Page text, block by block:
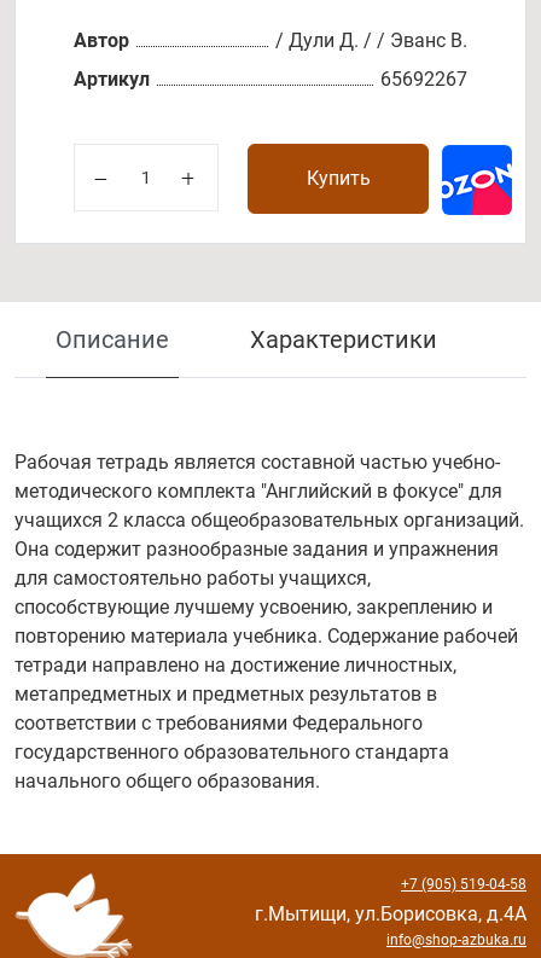
Автор
/ Дули Д. / / Эванс В.
Артикул
65692267
Купить
Описание Характеристики
Рабочая тетрадь является составной частью учебно-
методического комплекта "Английский в фокусе" для
учащихся 2 класса общеобразовательных организаций.
Она содержит разнообразные задания и упражнения
для самостоятельно работы учащихся,
способствующие лучшему усвоению, закреплению и
повторению материала учебника. Содержание рабочей
тетради направлено на достижение личностных,
метапредметных и предметных результатов в
соответствии с требованиями Федерального
государственного образовательного стандарта
начального общего образования.
+7 (905) 519-04-58
г.Мытищи, ул.Борисовка, д.4А
info@shop-azbuka.ru